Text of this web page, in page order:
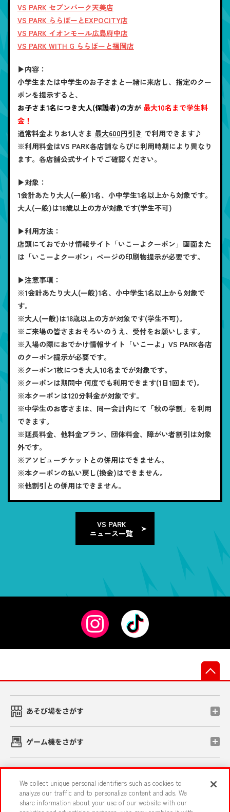
VS PARK セブンパーク天美店
VS PARK ららぽーとEXPOCITY店
VS PARK イオンモール広島府中店
VS PARK WITH G ららぽーと福岡店
▶内容：
小学生または中学生のお子さまと一緒に来店し、指定のクー
ポンを提示すると、
お子さま1名につき大人(保護者)の方が 最大10名まで学生料
金！
通常料金よりお1人さま 最大600円引き で利用できます♪
※利用料金はVS PARK各店舗ならびに利用時期により異なり
ます。各店舗公式サイトでご確認ください。
▶対象：
1会計あたり大人(一般)1名、小中学生1名以上から対象です。
大人(一般)は18歳以上の方が対象です(学生不可)
▶利用方法：
店頭にておでかけ情報サイト「いこーよクーポン」画面また
は「いこーよクーポン」ページの印刷物提示が必要です。
▶注意事項：
※1会計あたり大人(一般)1名、小中学生1名以上から対象で
す。
※大人(一般)は18歳以上の方が対象です(学生不可)。
※ご来場の皆さまおそろいのうえ、受付をお願いします。
※入場の際におでかけ情報サイト「いこーよ」VS PARK各店
のクーポン提示が必要です。
※クーポン1枚につき大人10名までが対象です。
※クーポンは期間中 何度でも利用できます(1日1回まで)。
※本クーポンは120分料金が対象です。
※中学生のお客さまは、同一会計内にて「秋の学割」を利用
できます。
※延長料金、他料金プラン、団体料金、障がい者割引は対象
外です。
※アソビューチケットとの併用はできません。
※本クーポンの払い戻し(換金)はできません。
※他割引との併用はできません。
VS PARK
ニュース一覧
あそび場をさがす
ゲーム機をさがす
イベント・キャンペーン
We collect unique personal identifiers such as cookies to
analyze our traffic and to personalize content and ads. We
share information about your use of our website with our